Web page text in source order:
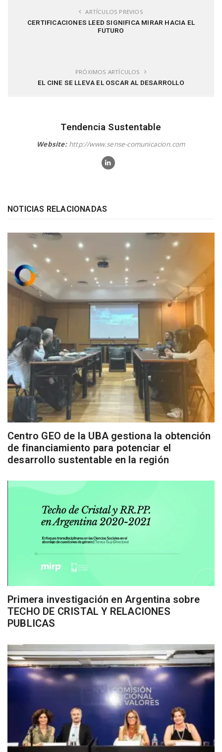
ARTÍCULOS PREVIOS
CERTIFICACIONES LEED SIGNIFICA MIRAR HACIA EL
FUTURO
PRÓXIMOS ARTÍCULOS
EL CINE SE LLEVA EL OSCAR AL DESARROLLO
Tendencia Sustentable
Website: http://www.sense-comunicacion.com
NOTICIAS RELACIONADAS
Centro GEO de la UBA gestiona la obtención
de financiamiento para potenciar el
desarrollo sustentable en la región
Primera investigación en Argentina sobre
TECHO DE CRISTAL Y RELACIONES
PUBLICAS